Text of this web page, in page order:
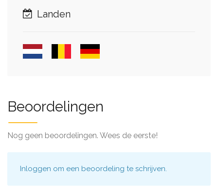
Landen
Beoordelingen
Nog geen beoordelingen. Wees de eerste!
Inloggen om een beoordeling te schrijven.